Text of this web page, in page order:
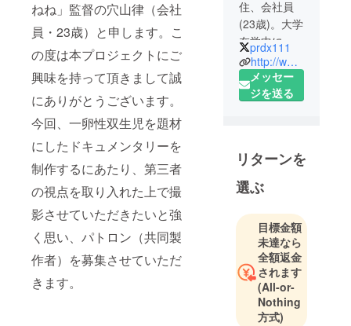
ねね」監督の穴山律（会社
員・23歳）と申します。こ
の度は本プロジェクトにご
興味を持って頂きまして誠
にありがとうございます。
今回、一卵性双生児を題材
にしたドキュメンタリーを
制作するにあたり、第三者
の視点を取り入れた上で撮
影させていただきたいと強
く思い、パトロン（共同製
作者）を募集させていただ
きます。
住、会社員
(23歳)。大学
在学中に映
画サークル
に所属
し、"宗教の
ドネシア、
日本でド
キュメンタ
リーを制
作。現在は
趣味でド
キュメンタ
リー製作を
続けていま
す。
prdx111
http://www.youtube.com/user/prdx111
メッセー
ジを送る
リターンを
選ぶ
目標金額
未達なら
全額返金
されます
(All-or-
Nothing
方式)